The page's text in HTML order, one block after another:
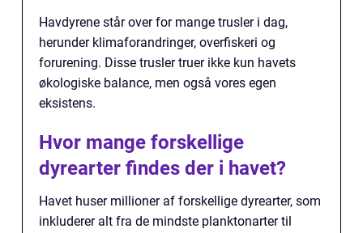
Havdyrene står over for mange trusler i dag,
herunder klimaforandringer, overfiskeri og
forurening. Disse trusler truer ikke kun havets
økologiske balance, men også vores egen
eksistens.
Hvor mange forskellige
dyrearter findes der i havet?
Havet huser millioner af forskellige dyrearter, som
inkluderer alt fra de mindste planktonarter til